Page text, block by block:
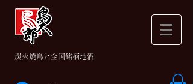
​炭火焼鳥と全国銘柄地酒